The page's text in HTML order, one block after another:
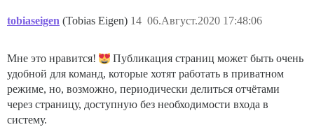
tobiaseigen (Tobias Eigen) 06.Август.2020 17:48:06
14
Мне это нравится!
Публикация страниц может быть очень
удобной для команд, которые хотят работать в приватном
режиме, но, возможно, периодически делиться отчётами
через страницу, доступную без необходимости входа в
систему.